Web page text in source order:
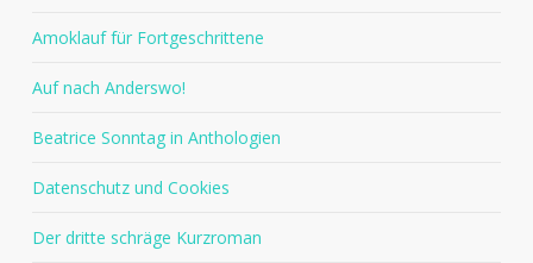
Amoklauf für Fortgeschrittene
Auf nach Anderswo!
Beatrice Sonntag in Anthologien
Datenschutz und Cookies
Der dritte schräge Kurzroman